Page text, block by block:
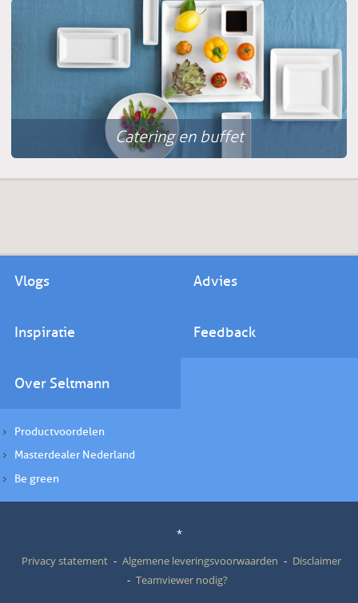
Catering en buffet
Vlogs Advies
Inspiratie Feedback
Over Seltmann
Productvoordelen
Masterdealer Nederland
Be green
*
Privacy statement
Algemene leveringsvoorwaarden
Disclaimer
Teamviewer nodig?